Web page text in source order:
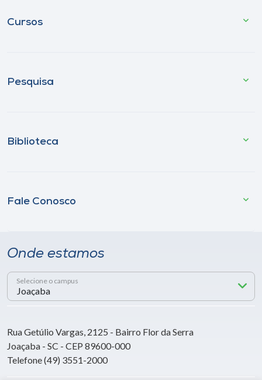
Cursos
Pesquisa
Biblioteca
Fale Conosco
Onde estamos
Selecione o campus
Rua Getúlio Vargas, 2125 - Bairro Flor da Serra
Joaçaba - SC - CEP 89600-000
Telefone (49) 3551-2000